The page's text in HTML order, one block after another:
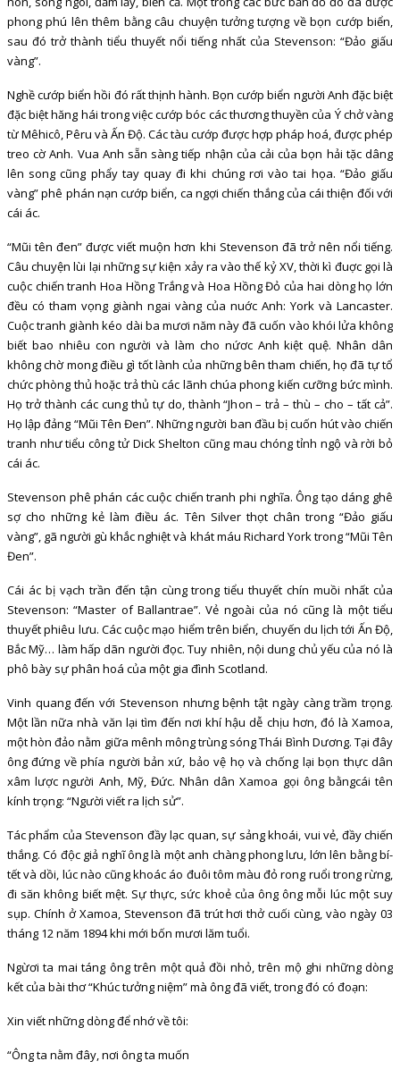
phong phú lên thêm bằng câu chuyện tưởng tượng về bọn cướp biển,
sau đó trở thành tiểu thuyết nổi tiếng nhất của Stevenson: “Đảo giấu
vàng”.
Nghề cướp biển hồi đó rất thịnh hành. Bọn cướp biển người Anh đặc biệt
đặc biệt hăng hái trong việc cướp bóc các thương thuyền của Ý chở vàng
từ Mêhicô, Pêru và Ấn Độ. Các tàu cướp được hợp pháp hoá, được phép
treo cờ Anh. Vua Anh sẵn sàng tiếp nhận của cải của bọn hải tặc dâng
lên song cũng phẩy tay quay đi khi chúng rơi vào tai họa. “Đảo giấu
vàng” phê phán nạn cướp biển, ca ngợi chiến thắng của cái thiện đối với
cái ác.
“Mũi tên đen” được viết muộn hơn khi Stevenson đã trở nên nổi tiếng.
Câu chuyện lùi lại những sự kiện xảy ra vào thế kỷ XV, thời kì đuợc gọi là
cuộc chiến tranh Hoa Hồng Trắng và Hoa Hồng Đỏ của hai dòng họ lớn
đều có tham vọng giành ngai vàng của nuớc Anh: York và Lancaster.
Cuộc tranh giành kéo dài ba mươi năm này đã cuốn vào khói lửa không
biết bao nhiêu con người và làm cho nứơc Anh kiệt quệ. Nhân dân
không chờ mong điều gì tốt lành của những bên tham chiến, họ đã tự tổ
chức phòng thủ hoặc trả thù các lãnh chúa phong kiến cưỡng bức mình.
Họ trở thành các cung thủ tự do, thành “Jhon – trả – thù – cho – tất cả”.
Họ lập đảng “Mũi Tên Đen”. Những người ban đầu bị cuốn hút vào chiến
tranh như tiểu công tử Dick Shelton cũng mau chóng tỉnh ngộ và rời bỏ
cái ác.
Stevenson phê phán các cuộc chiến tranh phi nghĩa. Ông tạo dáng ghê
sợ cho những kẻ làm điều ác. Tên Silver thọt chân trong “Đảo giấu
vàng”, gã người gù khắc nghiệt và khát máu Richard York trong “Mũi Tên
Đen”.
Cái ác bị vạch trần đến tận cùng trong tiểu thuyết chín muồi nhất của
Stevenson: “Master of Ballantrae”. Vẻ ngoài của nó cũng là một tiểu
thuyết phiêu lưu. Các cuộc mạo hiểm trên biển, chuyến du lịch tới Ấn Độ,
Bắc Mỹ… làm hấp dãn người đọc. Tuy nhiên, nội dung chủ yếu của nó là
phô bày sự phân hoá của một gia đình Scotland.
Vinh quang đến với Stevenson nhưng bệnh tật ngày càng trầm trọng.
Một lần nữa nhà văn lại tìm đến nơi khí hậu dễ chịu hơn, đó là Xamoa,
một hòn đảo nằm giữa mênh mông trùng sóng Thái Bình Dương. Tại đây
ông đứng về phía người bản xứ, bảo vệ họ và chống lại bọn thực dân
xâm lược người Anh, Mỹ, Đức. Nhân dân Xamoa gọi ông bằngcái tên
kính trọng: “Người viết ra lịch sử”.
Tác phẩm của Stevenson đầy lạc quan, sự sảng khoái, vui vẻ, đầy chiến
thắng. Có độc giả nghĩ ông là một anh chàng phong lưu, lớn lên bằng bí-
tết và dồi, lúc nào cũng khoác áo đuôi tôm màu đỏ rong ruổi trong rừng,
đi săn không biết mệt. Sự thực, sức khoẻ của ông ông mỗi lúc một suy
sụp. Chính ở Xamoa, Stevenson đã trút hơi thở cuối cùng, vào ngày 03
tháng 12 năm 1894 khi mới bốn mươi lăm tuổi.
Ngừơi ta mai táng ông trên một quả đồi nhỏ, trên mộ ghi những dòng
kết của bài thơ “Khúc tưởng niệm” mà ông đã viết, trong đó có đoạn:
Xin viết những dòng để nhớ về tôi:
“Ông ta nằm đây, nơi ông ta muốn